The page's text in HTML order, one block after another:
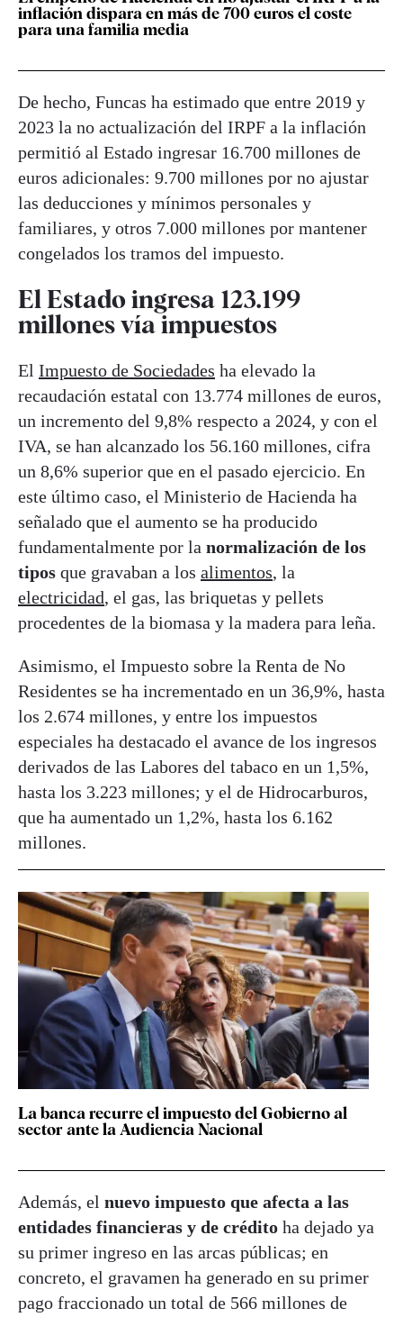
inflación dispara en más de 700 euros el coste
para una familia media
De hecho, Funcas ha estimado que entre 2019 y
2023 la no actualización del IRPF a la inflación
permitió al Estado ingresar 16.700 millones de
euros adicionales: 9.700 millones por no ajustar
las deducciones y mínimos personales y
familiares, y otros 7.000 millones por mantener
congelados los tramos del impuesto.
El Estado ingresa 123.199
millones vía impuestos
El Impuesto de Sociedades ha elevado la
recaudación estatal con 13.774 millones de euros,
un incremento del 9,8% respecto a 2024, y con el
IVA, se han alcanzado los 56.160 millones, cifra
un 8,6% superior que en el pasado ejercicio. En
este último caso, el Ministerio de Hacienda ha
señalado que el aumento se ha producido
fundamentalmente por la normalización de los
tipos que gravaban a los alimentos, la
electricidad, el gas, las briquetas y pellets
procedentes de la biomasa y la madera para leña.
Asimismo, el Impuesto sobre la Renta de No
Residentes se ha incrementado en un 36,9%, hasta
los 2.674 millones, y entre los impuestos
especiales ha destacado el avance de los ingresos
derivados de las Labores del tabaco en un 1,5%,
hasta los 3.223 millones; y el de Hidrocarburos,
que ha aumentado un 1,2%, hasta los 6.162
millones.
La banca recurre el impuesto del Gobierno al
sector ante la Audiencia Nacional
Además, el nuevo impuesto que afecta a las
entidades financieras y de crédito ha dejado ya
su primer ingreso en las arcas públicas; en
concreto, el gravamen ha generado en su primer
pago fraccionado un total de 566 millones de